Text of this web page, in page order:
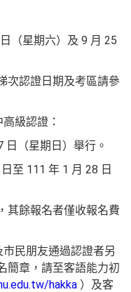
（星期六）及 9 月 25
次認證日期及考區請參
級認證：
日（星期日）舉行。
至 111 年 1 月 28 日
其餘報名者僅收報名費
民朋友通過認證者另
簡章，請至客語能力初
hakka ）及客